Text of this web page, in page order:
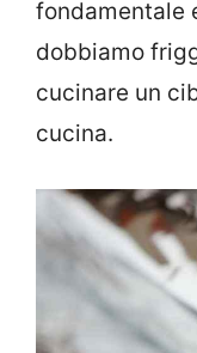
fondamentale
dobbiamo
cucinare un
cucina.